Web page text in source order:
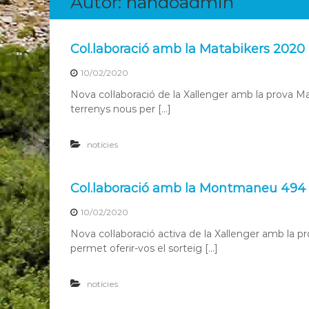
e
g
r
B
T
T
r
e
s
d
u
i
B
T
Col.laboració amb la Matabikers 2020
10/02/2020
Nova col·laboració de la Xallenger amb la prova
terrenys nous per […]
notícies
Col.laboració amb la Montmaneu 494
10/02/2020
Nova col·laboració activa de la Xallenger amb la
permet oferir-vos el sorteig […]
notícies